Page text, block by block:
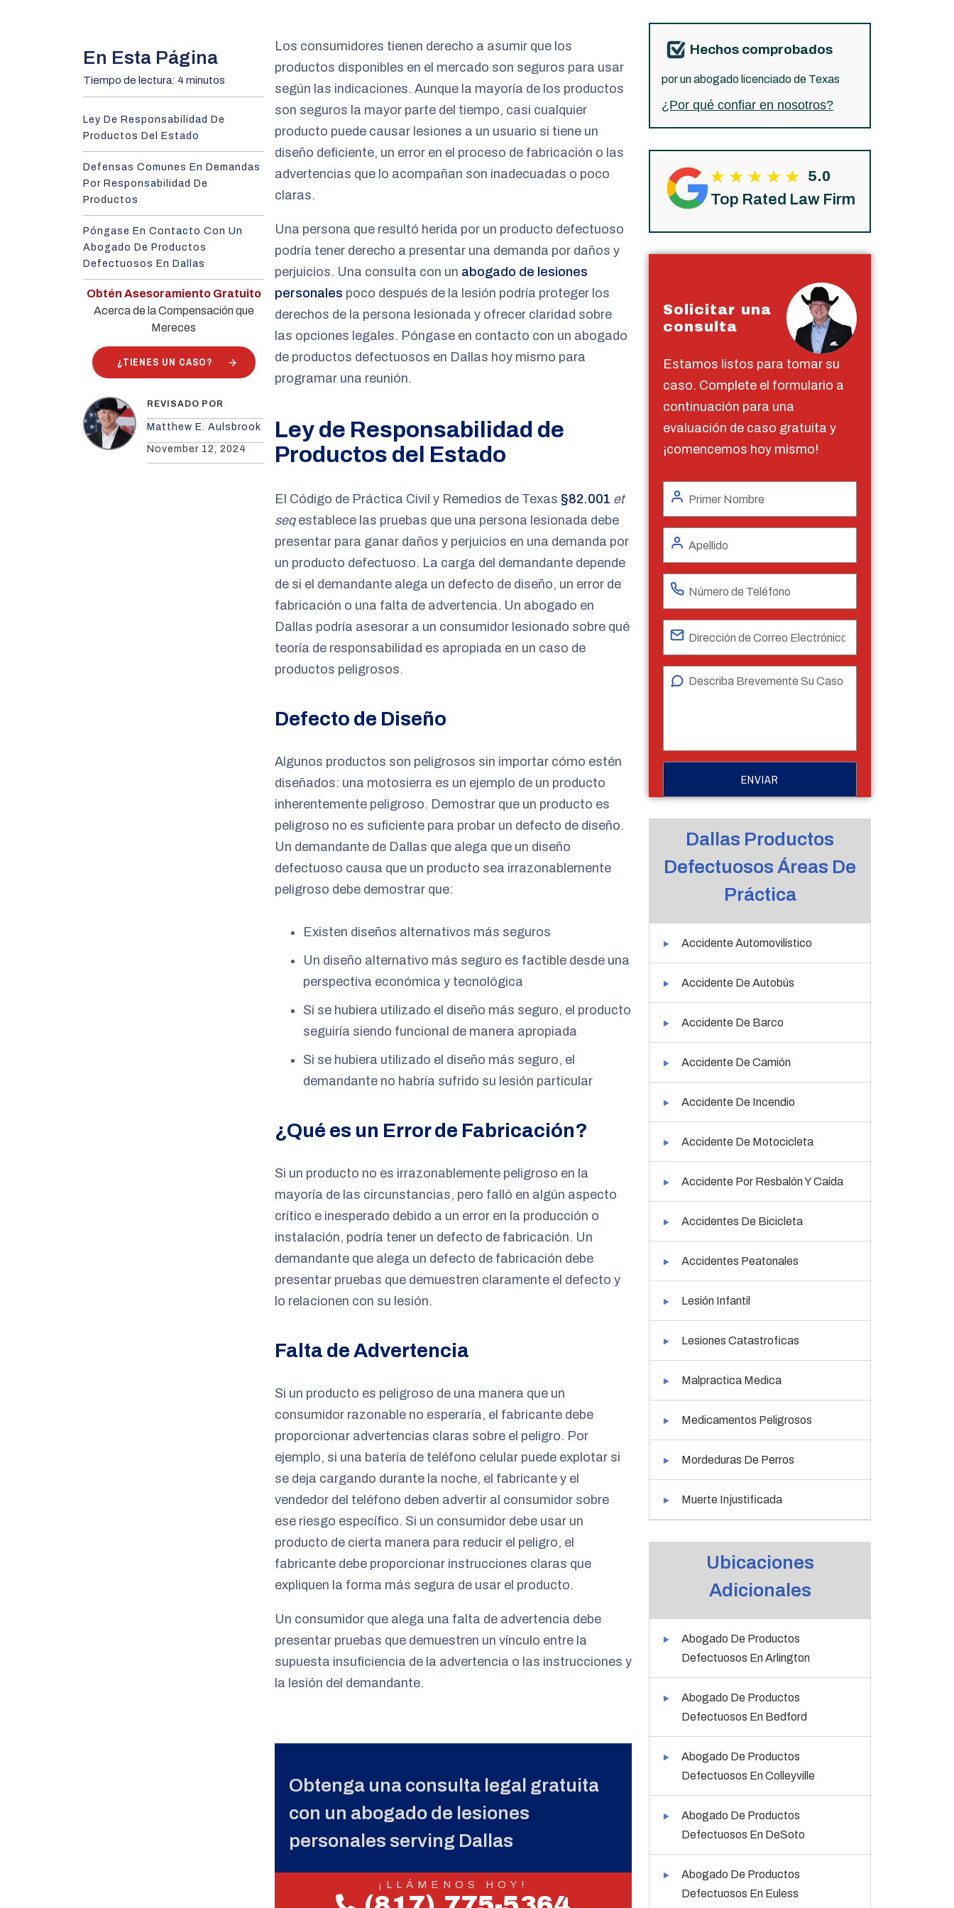
En Esta Página
Tiempo de lectura: 4 minutos
Ley De Responsabilidad De
Productos Del Estado
Defensas Comunes En Demandas
Por Responsabilidad De
Productos
Póngase En Contacto Con Un
Abogado De Productos
Defectuosos En Dallas
Obtén Asesoramiento Gratuito
Acerca de la Compensación que
Mereces
¿TIENES UN CASO?
REVISADO POR
Matthew E. Aulsbrook
November 12, 2024
Los consumidores tienen derecho a asumir que los
productos disponibles en el mercado son seguros para usar
según las indicaciones. Aunque la mayoría de los productos
son seguros la mayor parte del tiempo, casi cualquier
producto puede causar lesiones a un usuario si tiene un
diseño deficiente, un error en el proceso de fabricación o las
advertencias que lo acompañan son inadecuadas o poco
claras.
Una persona que resultó herida por un producto defectuoso
podría tener derecho a presentar una demanda por daños y
perjuicios. Una consulta con un abogado de lesiones
personales poco después de la lesión podría proteger los
derechos de la persona lesionada y ofrecer claridad sobre
las opciones legales. Póngase en contacto con un abogado
de productos defectuosos en Dallas hoy mismo para
programar una reunión.
Ley de Responsabilidad de
Productos del Estado
El Código de Práctica Civil y Remedios de Texas §82.001 et
seqestablece las pruebas que una persona lesionada debe
presentar para ganar daños y perjuicios en una demanda por
un producto defectuoso. La carga del demandante depende
de si el demandante alega un defecto de diseño, un error de
fabricación o una falta de advertencia. Un abogado en
Dallas podría asesorar a un consumidor lesionado sobre qué
teoría de responsabilidad es apropiada en un caso de
productos peligrosos.
Defecto de Diseño
Algunos productos son peligrosos sin importar cómo estén
diseñados: una motosierra es un ejemplo de un producto
inherentemente peligroso. Demostrar que un producto es
peligroso no es suficiente para probar un defecto de diseño.
Un demandante de Dallas que alega que un diseño
defectuoso causa que un producto sea irrazonablemente
peligroso debe demostrar que:
Existen diseños alternativos más seguros
Un diseño alternativo más seguro es factible desde una
perspectiva económica y tecnológica
Si se hubiera utilizado el diseño más seguro, el producto
seguiría siendo funcional de manera apropiada
Si se hubiera utilizado el diseño más seguro, el
demandante no habría sufrido su lesión particular
¿Qué es un Error de Fabricación?
Si un producto no es irrazonablemente peligroso en la
mayoría de las circunstancias, pero falló en algún aspecto
crítico e inesperado debido a un error en la producción o
instalación, podría tener un defecto de fabricación. Un
demandante que alega un defecto de fabricación debe
presentar pruebas que demuestren claramente el defecto y
lo relacionen con su lesión.
Falta de Advertencia
Si un producto es peligroso de una manera que un
consumidor razonable no esperaría, el fabricante debe
proporcionar advertencias claras sobre el peligro. Por
ejemplo, si una batería de teléfono celular puede explotar si
se deja cargando durante la noche, el fabricante y el
vendedor del teléfono deben advertir al consumidor sobre
ese riesgo específico. Si un consumidor debe usar un
producto de cierta manera para reducir el peligro, el
fabricante debe proporcionar instrucciones claras que
expliquen la forma más segura de usar el producto.
Un consumidor que alega una falta de advertencia debe
presentar pruebas que demuestren un vínculo entre la
supuesta insuficiencia de la advertencia o las instrucciones y
la lesión del demandante.
Obtenga una consulta legal gratuita
con un abogado de lesiones
personales serving Dallas
¡LLÁMENOS HOY!
Hechos comprobados
por un abogado licenciado de Texas
¿Por qué confiar en nosotros?
5.0
Top Rated Law Firm
Solicitar una
consulta
Estamos listos para tomar su
caso. Complete el formulario a
continuación para una
evaluación de caso gratuita y
¡comencemos hoy mismo!
Dallas Productos
Defectuosos Áreas De
Práctica
Accidente Automovilístico
Accidente De Autobús
Accidente De Barco
Accidente De Camión
Accidente De Incendio
Accidente De Motocicleta
Accidente Por Resbalón Y Caída
Accidentes De Bicicleta
Accidentes Peatonales
Lesión Infantil
Lesiones Catastroficas
Malpractica Medica
Medicamentos Peligrosos
Mordeduras De Perros
Muerte Injustificada
Ubicaciones
Adicionales
Abogado De Productos
Defectuosos En Arlington
Abogado De Productos
Defectuosos En Bedford
Abogado De Productos
Defectuosos En Colleyville
Abogado De Productos
Defectuosos En DeSoto
Abogado De Productos
Defectuosos En Euless